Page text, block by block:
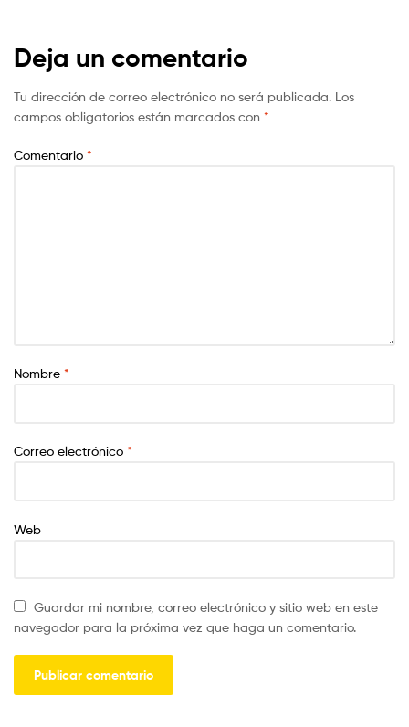
Deja un comentario
Tu dirección de correo electrónico no será publicada. Los
campos obligatorios están marcados con *
Comentario *
Nombre *
Correo electrónico *
Web
Guardar mi nombre, correo electrónico y sitio web en este
navegador para la próxima vez que haga un comentario.